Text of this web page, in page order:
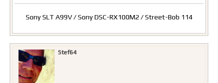
Sony SLT A99V / Sony DSC-RX100M2 / Street-Bob 114
Stef64